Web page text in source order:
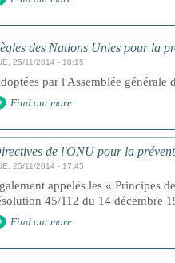
des Nations Unies pour la
25/11/2014 - 18:15
par l'Assemblée générale
Find out more
de l'ONU pour la
25/11/2014 - 17:45
appelés les « Principes
45/112 du 14 décembre
Find out more